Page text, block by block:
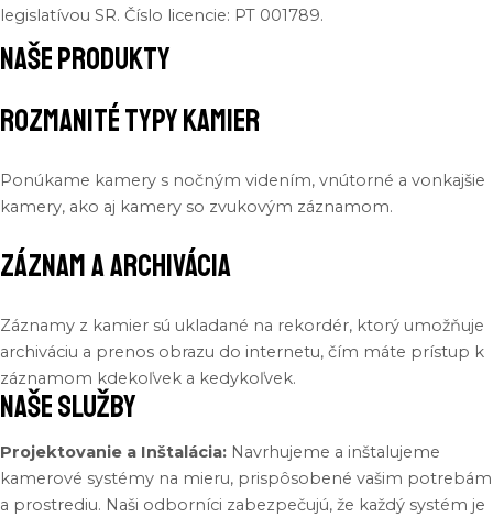
legislatívou SR. Číslo licencie: PT 001789.
naše produkty
Rozmanité Typy Kamier
Ponúkame kamery s nočným videním, vnútorné a vonkajšie
kamery, ako aj kamery so zvukovým záznamom.
Záznam a Archivácia
Záznamy z kamier sú ukladané na rekordér, ktorý umožňuje
archiváciu a prenos obrazu do internetu, čím máte prístup k
záznamom kdekoľvek a kedykoľvek.
naše služby
Projektovanie a Inštalácia: Navrhujeme a inštalujeme
kamerové systémy na mieru, prispôsobené vašim potrebám
a prostrediu. Naši odborníci zabezpečujú, že každý systém je